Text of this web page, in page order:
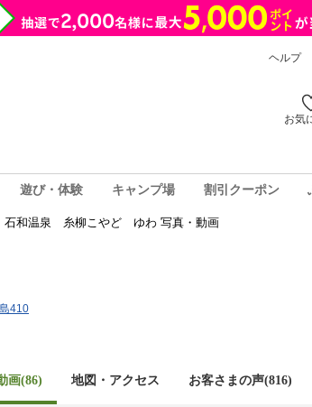
ヘルプ
お気
遊び・体験 キャンプ場 割引クーポン
石和温泉 糸柳こやど ゆわ 写真・動画
410
画(86) 地図・アクセス お客さまの声(816)